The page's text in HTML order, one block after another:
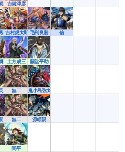
吉備津彦
吉村虎太郎 毛利良勝 信
土方歳三 藤堂平助
無二 鬼小島弥太郎
無二 源頼親
関平